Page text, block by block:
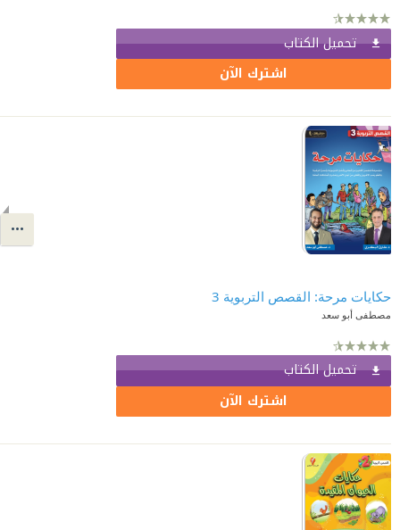
تحميل الكتاب
اشترك الآن
مصطفى أبو سعد
تحميل الكتاب
اشترك الآن